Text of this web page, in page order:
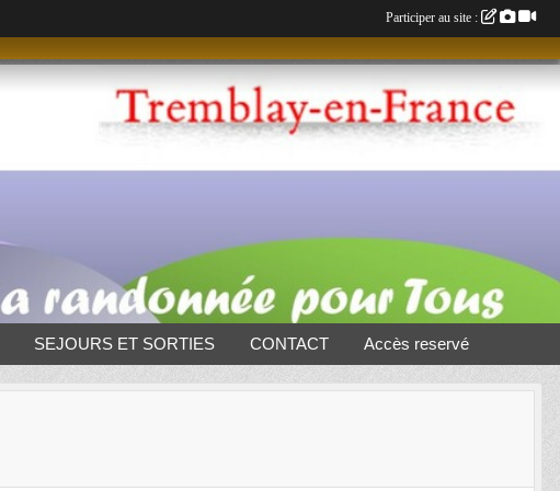
SEJOURS ET SORTIES CONTACT Accès reservé
Participer au site :